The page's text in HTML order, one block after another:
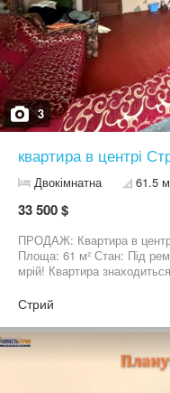
інвентарю.
3
квартира в центрі
Двокімнатна 61.5 м
33 500 $
ПРОДАЖ: Квартира в
Площа: 61 м² Стан: Під
мрій! Квартира
унікальним варіантом на
(майдан ринок) Високі
інфраструктура в кроковій
Стрий